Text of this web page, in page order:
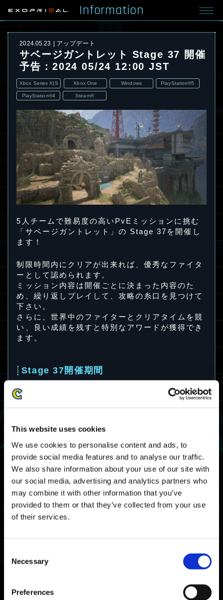
This website uses cookies
We use cookies to personalise content and ads, to
provide social media features and to analyse our traffic.
We also share information about your use of our site with
our social media, advertising and analytics partners who
may combine it with other information that you’ve
provided to them or that they’ve collected from your use
of their services.
Selection
Necessary
Preferences
Information
2024.05.23 アップデート
サベージガントレット Stage 37 開催
予告：2024 05/24 12:00 JST
Xbox Series X|S Xbox One Windows PlayStation®5
PlayStation®4 Steam®
5人チームで難易度の高いPvEミッションに挑む
「サベージガントレット」の Stage 37を開催し
ます！
制限時間内にクリアが出来れば、優秀なファイタ
ーとして認められます。
ミッション内容は開催ごとに決まった内容のた
め、繰り返しプレイして、攻略の糸口を見つけて
下さい。
さらに、世界中のファイターとクリアタイムを競
い、良い成績を残すと特別なアワードが獲得でき
ます。
Stage 37開催期間
2024/5/24(金) 12:00 JST ～ 2024/5/28(火)
02:59 UTC
フィールド
遺跡
報酬
ランクアワード
取得条件
獲得ランクアワー